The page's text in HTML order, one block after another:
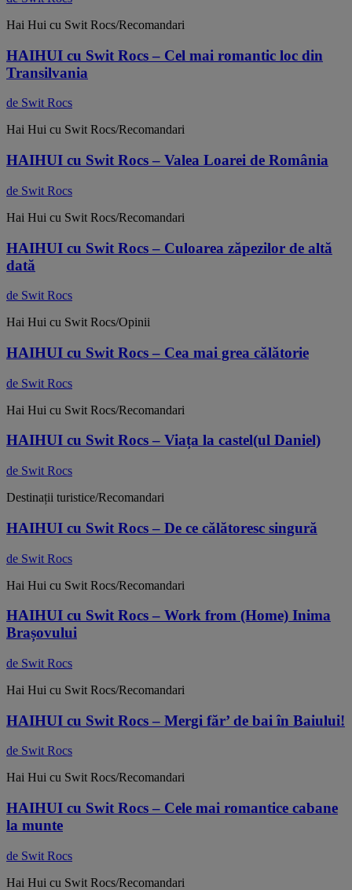
Hai Hui cu Swit Rocs/Recomandari
HAIHUI cu Swit Rocs – Cel mai romantic loc din
Transilvania
de Swit Rocs
Hai Hui cu Swit Rocs/Recomandari
HAIHUI cu Swit Rocs – Valea Loarei de România
de Swit Rocs
Hai Hui cu Swit Rocs/Recomandari
HAIHUI cu Swit Rocs – Culoarea zăpezilor de altă
dată
de Swit Rocs
Hai Hui cu Swit Rocs/Opinii
HAIHUI cu Swit Rocs – Cea mai grea călătorie
de Swit Rocs
Hai Hui cu Swit Rocs/Recomandari
HAIHUI cu Swit Rocs – Viața la castel(ul Daniel)
de Swit Rocs
Destinații turistice/Recomandari
HAIHUI cu Swit Rocs – De ce călătoresc singură
de Swit Rocs
Hai Hui cu Swit Rocs/Recomandari
HAIHUI cu Swit Rocs – Work from (Home) Inima
Brașovului
de Swit Rocs
Hai Hui cu Swit Rocs/Recomandari
HAIHUI cu Swit Rocs – Mergi făr’ de bai în Baiului!
de Swit Rocs
Hai Hui cu Swit Rocs/Recomandari
HAIHUI cu Swit Rocs – Cele mai romantice cabane
la munte
de Swit Rocs
Hai Hui cu Swit Rocs/Recomandari